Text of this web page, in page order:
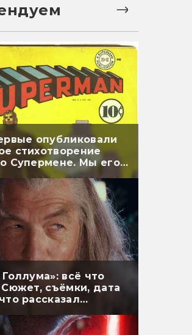
опубликовали
стихотворение
о Супермене. Мы его
всё что
Сюжет, съёмки, дата
рассказал